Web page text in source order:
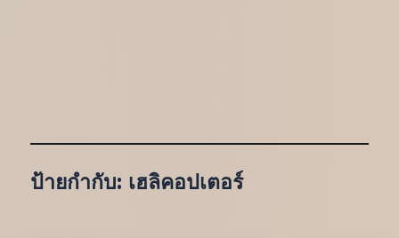
ป้ายกำกับ: เฮลิคอปเตอร์